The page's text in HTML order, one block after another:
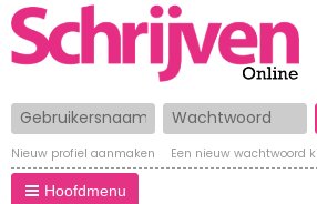
Gebruikersnaam Wachtwoord
Nieuw profiel aanmaken Een nieuw wachtwoord
Hoofdmenu